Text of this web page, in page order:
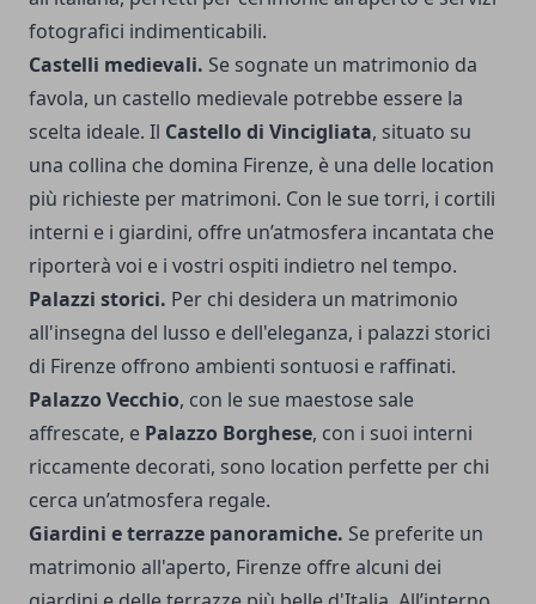
fotografici indimenticabili.
Castelli medievali. Se sognate un matrimonio da
favola, un castello medievale potrebbe essere la
scelta ideale. Il Castello di Vincigliata, situato su
una collina che domina Firenze, è una delle location
più richieste per matrimoni. Con le sue torri, i cortili
interni e i giardini, offre un’atmosfera incantata che
riporterà voi e i vostri ospiti indietro nel tempo.
Palazzi storici. Per chi desidera un matrimonio
all'insegna del lusso e dell'eleganza, i palazzi storici
di Firenze offrono ambienti sontuosi e raffinati.
Palazzo Vecchio, con le sue maestose sale
affrescate, e Palazzo Borghese, con i suoi interni
riccamente decorati, sono location perfette per chi
cerca un’atmosfera regale.
Giardini e terrazze panoramiche. Se preferite un
matrimonio all'aperto, Firenze offre alcuni dei